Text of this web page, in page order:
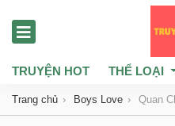
TRUYỆN HOT THỂ LOẠI
Trang chủ Boys Love Quan